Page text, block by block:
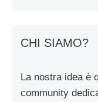
CHI SIAMO?
La nostra idea è
community